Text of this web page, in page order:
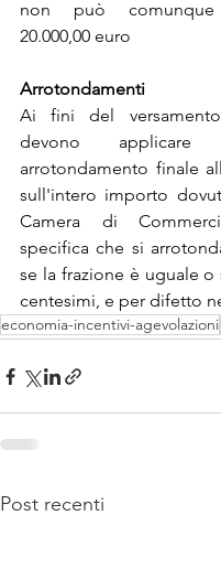
non può
20.000,00 euro
Arrotondamenti
Ai fini del
devono
arrotondamento finale
sull'intero importo
Camera di
specifica che si
se la frazione è uguale o
centesimi, e per difetto
economia-incentivi-agevolazioni
Post recenti